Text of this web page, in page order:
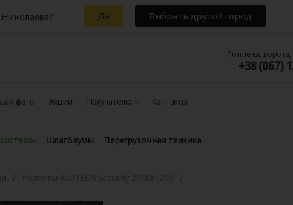
Роллеты, ворота,
+38 (067)
и фото Акции Покупателю Контакты
Шлагбаумы Перегрузочная техника
Да Выбрать другой город